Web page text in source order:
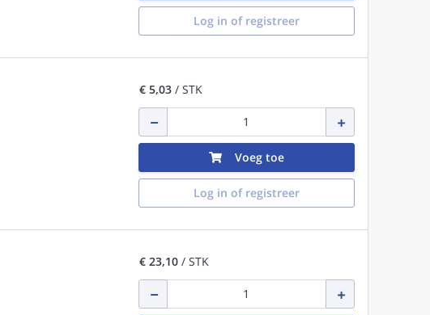
Log in of registreer
€ 5,03/ STK
Voeg toe
Log in of registreer
€ 23,10/ STK